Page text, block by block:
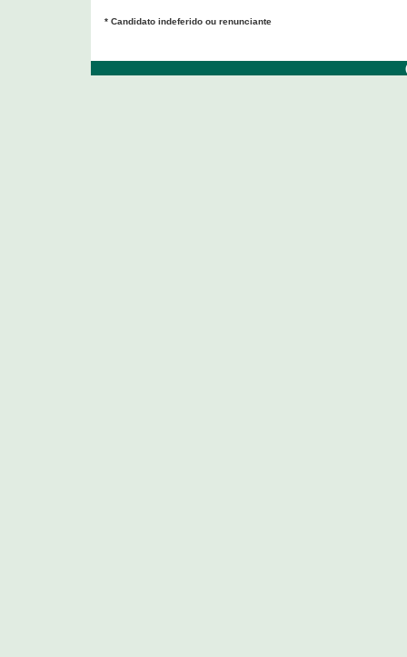
* Candidato indeferido ou renunciante